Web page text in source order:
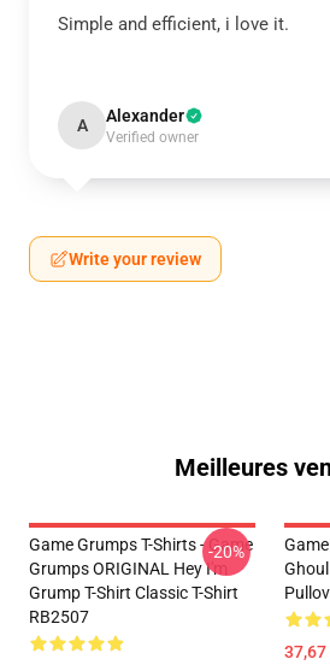
Simple and efficient, i love it.
A Alexander
Verified owner
Write your review
Meilleures
Game Grumps T-Shirts - Game
Grumps ORIGINAL Hey I'm
Grump T-Shirt Classic T-Shirt
RB2507
-20%
37,67